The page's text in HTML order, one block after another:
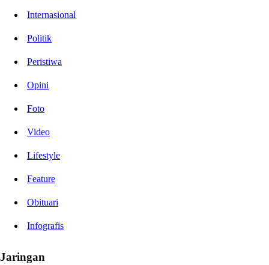
Internasional
Politik
Peristiwa
Opini
Foto
Video
Lifestyle
Feature
Obituari
Infografis
Jaringan